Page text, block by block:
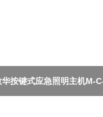
华按键式应急照明主机M-